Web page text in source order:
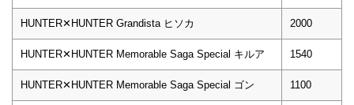
HUNTER✕HUNTER Grandista ヒソカ 2000
HUNTER✕HUNTER Memorable Saga Special キルア 1540
HUNTER✕HUNTER Memorable Saga Special ゴン 1100